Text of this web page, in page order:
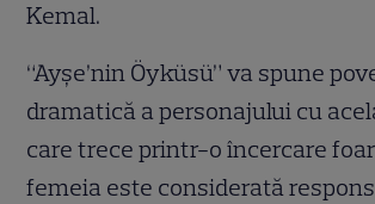
Kemal.
“Ayşe’nin Öyküsü” va spune
dramatică a personajului cu
care trece printr-o încercare
femeia este considerată